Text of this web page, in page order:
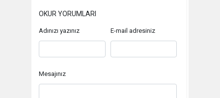
OKUR YORUMLARI
Adınızı yazınız E-mail adresiniz
Mesajınız